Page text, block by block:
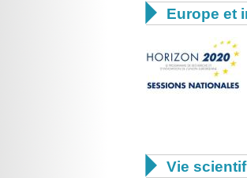
 Europe et
 Vie